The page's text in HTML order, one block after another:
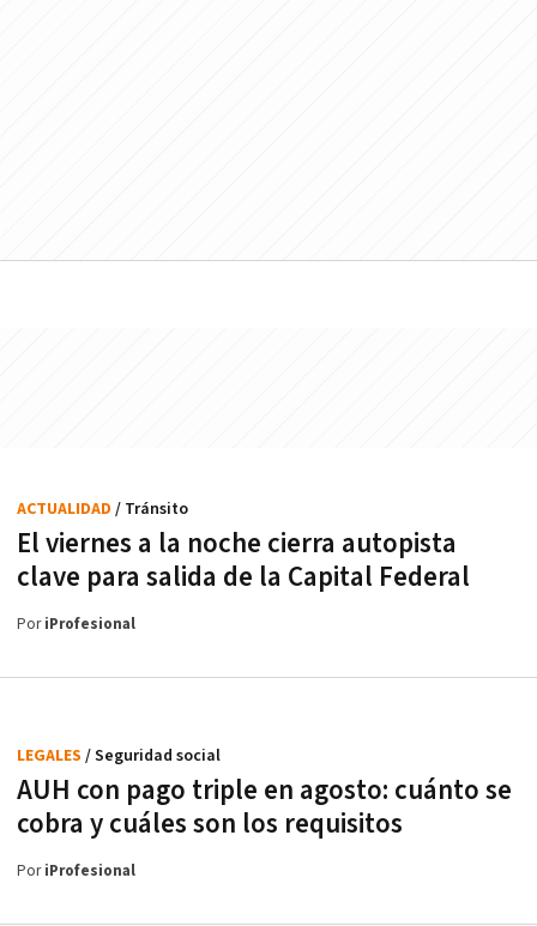
El viernes a la noche cierra autopista
clave para salida de la Capital Federal
ACTUALIDAD / Tránsito
PoriProfesional
AUH con pago triple en agosto: cuánto se
cobra y cuáles son los requisitos
LEGALES / Seguridad social
PoriProfesional